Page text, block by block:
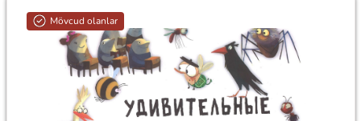
Mövcud olanlar